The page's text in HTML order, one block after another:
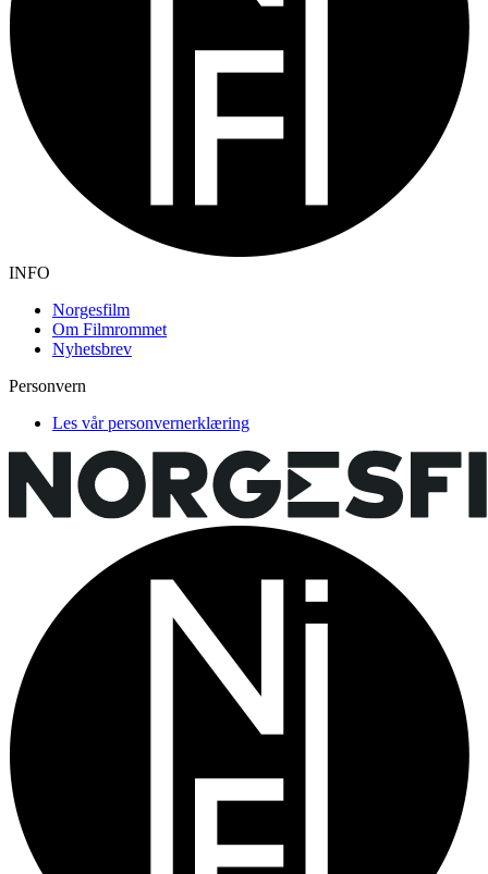
INFO
Norgesfilm
Om Filmrommet
Nyhetsbrev
Personvern
Les vår personvernerklæring